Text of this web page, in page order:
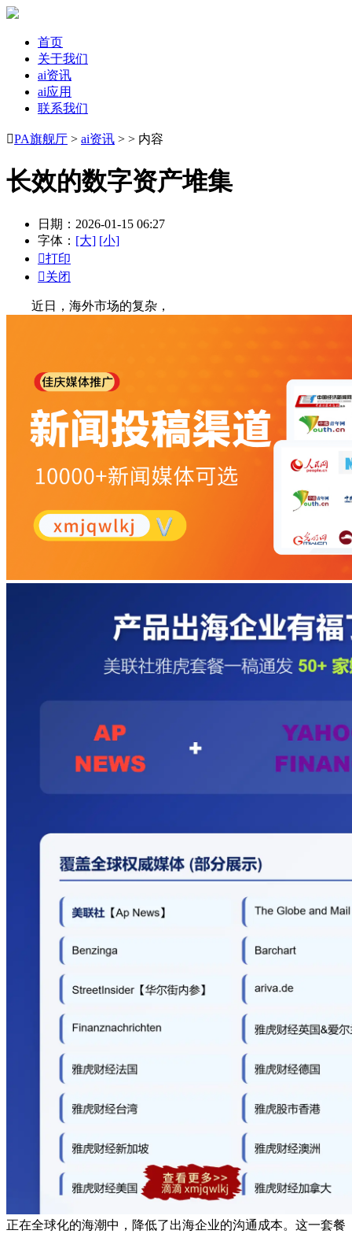
首页
关于我们
ai资讯
ai应用
联系我们
PA旗舰厅 > ai资讯 > > 内容
长效的数字资产堆集
日期：2026-01-15 06:27
字体： [大] [小]
打印
关闭
近日，海外市场的复杂，
正在全球化的海潮中，降低了出海企业的沟通成本。这一套餐